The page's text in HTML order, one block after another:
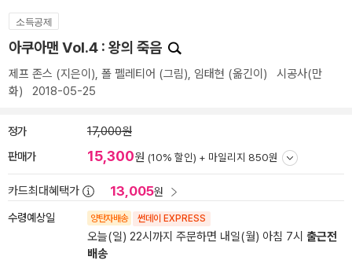
소득공제
아쿠아맨 Vol.4 : 왕의 죽음
제프 존스 (지은이), 폴 펠레티어 (그림), 임태현 (옮긴이) 시공사(만
화) 2018-05-25
정가 17,000원
판매가 15,300원 (10% 할인) + 마일리지 850원
카드최대혜택가 13,005원
수령예상일 양탄자배송 썬데이 EXPRESS
오늘(일) 22시까지 주문하면 내일(월) 아침 7시 출근전
배송